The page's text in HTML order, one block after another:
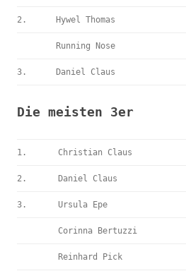
2. Hywel Thomas
Running Nose
3. Daniel Claus
Die meisten 3er
1. Christian Claus
2. Daniel Claus
3. Ursula Epe
Corinna Bertuzzi
Reinhard Pick